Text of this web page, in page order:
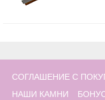
СОГЛАШЕНИЕ С
НАШИ КАМНИ